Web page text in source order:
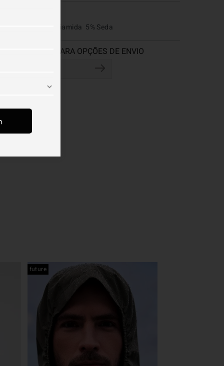
70% Liocel  25% Poliamida  5% Seda
future